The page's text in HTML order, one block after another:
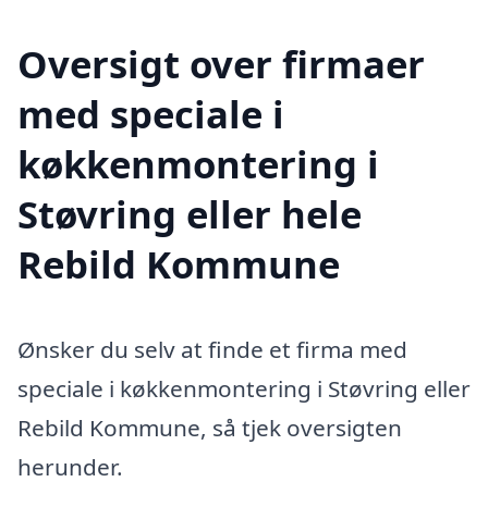
Oversigt over firmaer
med speciale i
køkkenmontering i
Støvring eller hele
Rebild Kommune
Ønsker du selv at finde et firma med
speciale i køkkenmontering i Støvring eller
Rebild Kommune, så tjek oversigten
herunder.